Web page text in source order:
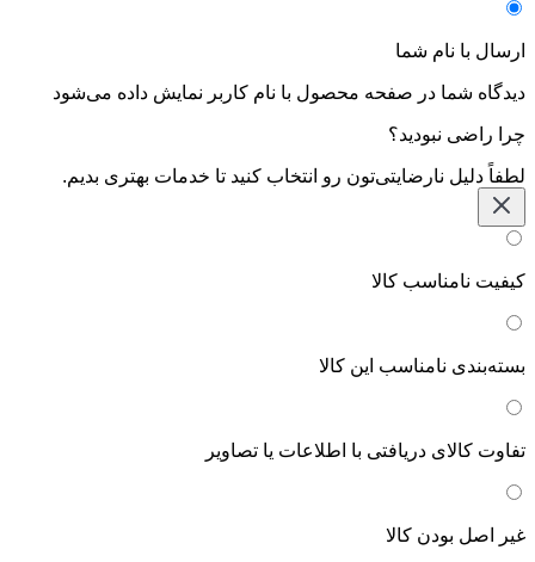
ارسال با نام شما
دیدگاه شما در صفحه محصول با نام کاربر نمایش داده می‌شود
چرا راضی نبودید؟
لطفاً دلیل نارضایتی‌تون رو انتخاب کنید تا خدمات بهتری بدیم.
کیفیت نامناسب کالا
بسته‌بندی نامناسب این کالا
تفاوت کالای دریافتی با اطلاعات یا تصاویر
غیر اصل بودن کالا